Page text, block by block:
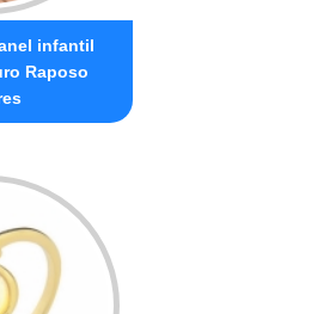
infantil
Raposo